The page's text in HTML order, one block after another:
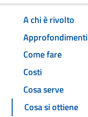
A chi è rivolto
Approfondimenti
Come fare
Costi
Cosa serve
Cosa si ottiene